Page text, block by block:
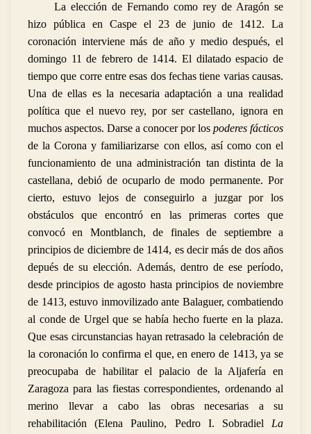
La elección de Fernando como rey de Aragón se
hizo pública en Caspe el 23 de junio de 1412. La
coronación interviene más de año y medio después, el
domingo 11 de febrero de 1414. El dilatado espacio de
tiempo que corre entre esas dos fechas tiene varias causas.
Una de ellas es la necesaria adaptación a una realidad
política que el nuevo rey, por ser castellano, ignora en
muchos aspectos. Darse a conocer por los poderes fácticos
de la Corona y familiarizarse con ellos, así como con el
funcionamiento de una administración tan distinta de la
castellana, debió de ocuparlo de modo permanente. Por
cierto, estuvo lejos de conseguirlo a juzgar por los
obstáculos que encontró en las primeras cortes que
convocó en Montblanch, de finales de septiembre a
principios de diciembre de 1414, es decir más de dos años
depués de su elección. Además, dentro de ese período,
desde principios de agosto hasta principios de noviembre
de 1413, estuvo inmovilizado ante Balaguer, combatiendo
al conde de Urgel que se había hecho fuerte en la plaza.
Que esas circunstancias hayan retrasado la celebración de
la coronación lo confirma el que, en enero de 1413, ya se
preocupaba de habilitar el palacio de la Aljafería en
Zaragoza para las fiestas correspondientes, ordenando al
merino llevar a cabo las obras necesarias a su
rehabilitación (Elena Paulino, Pedro I. Sobradiel La